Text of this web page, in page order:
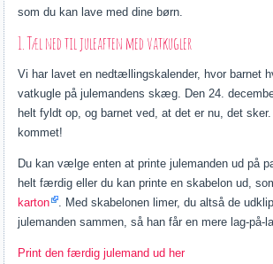
som du kan lave med dine børn.
1. Tæl ned til juleaften med vatkugler
Vi har lavet en nedtællingskalender, hvor barnet
vatkugle på julemandens skæg. Den 24.
helt fyldt op, og barnet ved, at det er nu, det
kommet!
Du kan vælge enten at printe julemanden ud på
helt færdig eller du kan printe en skabelon ud,
karton
. Med skabelonen limer, du altså de
julemanden sammen, så han får en mere lag-på-
Print den færdig julemand ud her